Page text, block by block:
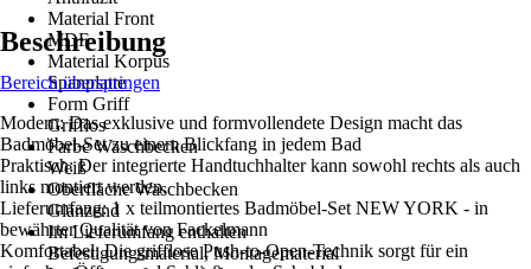
Material Front
MDF
Material Korpus
Spanplatte
Form Griff
Grifflos
Farbe Waschbecken
Weiß
Oberfläche Waschbecken
Glänzend
Im Lieferumfang enthalten
Befestigungsmaterial, Montagematerial
Beschreibung
Bereich überspringen
Modern: Das exklusive und formvollendete Design macht das
Badmöbel-Set zu einem Blickfang in jedem Bad
Praktisch: Der integrierte Handtuchhalter kann sowohl rechts als auch
links montiert werden.
Lieferumfang: 1 x teilmontiertes Badmöbel-Set NEW YORK - in
bewährter Qualität von Fackelmann
Komfortabel: Die grifflose Push-to-Open-Technik sorgt für ein